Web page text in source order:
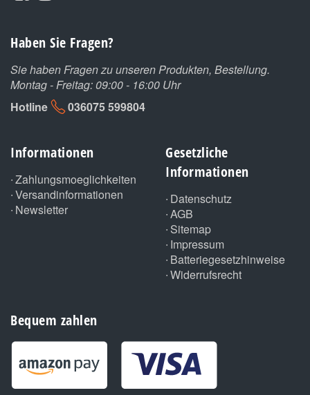
Haben Sie Fragen?
Sie haben Fragen zu unseren Produkten, Bestellung.
Montag - Freitag: 09:00 - 16:00 Uhr
Hotline
036075 599804
Informationen
Zahlungsmoeglichkeiten
Versandinformationen
Newsletter
Gesetzliche
Informationen
Datenschutz
AGB
Sitemap
Impressum
Batteriegesetzhinweise
Widerrufsrecht
Bequem zahlen